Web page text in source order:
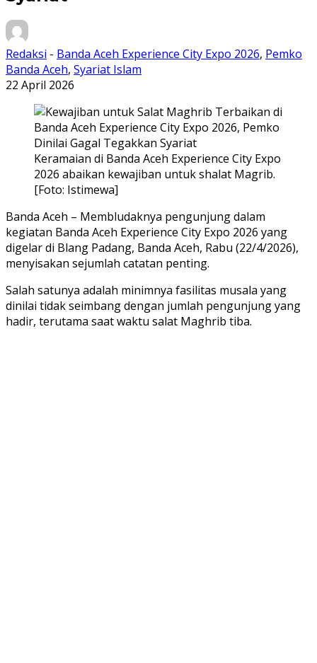
Redaksi - Banda Aceh Experience City Expo 2026, Pemko
Banda Aceh, Syariat Islam
22 April 2026
Keramaian di Banda Aceh Experience City Expo
2026 abaikan kewajiban untuk shalat Magrib.
[Foto: Istimewa]
Banda Aceh – Membludaknya pengunjung dalam
kegiatan Banda Aceh Experience City Expo 2026 yang
digelar di Blang Padang, Banda Aceh, Rabu (22/4/2026),
menyisakan sejumlah catatan penting.
Salah satunya adalah minimnya fasilitas musala yang
dinilai tidak seimbang dengan jumlah pengunjung yang
hadir, terutama saat waktu salat Maghrib tiba.